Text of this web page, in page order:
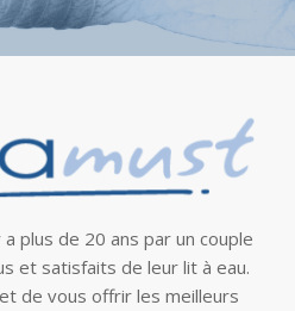
plus de 20 ans par un couple
et satisfaits de leur lit à eau.
de vous offrir les meilleurs